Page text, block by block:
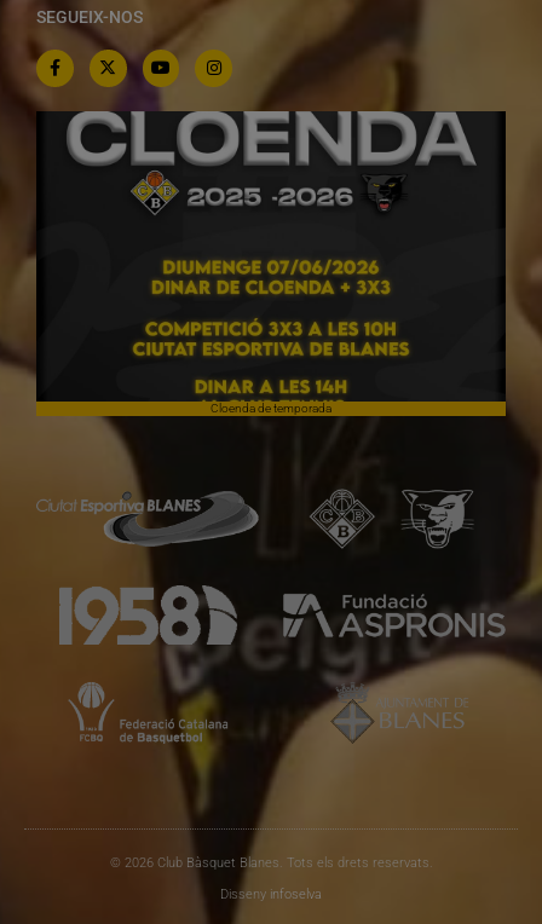
SEGUEIX-NOS
Cloenda de temporada
© 2026 Club Bàsquet Blanes. Tots els drets reservats.
Disseny infoselva